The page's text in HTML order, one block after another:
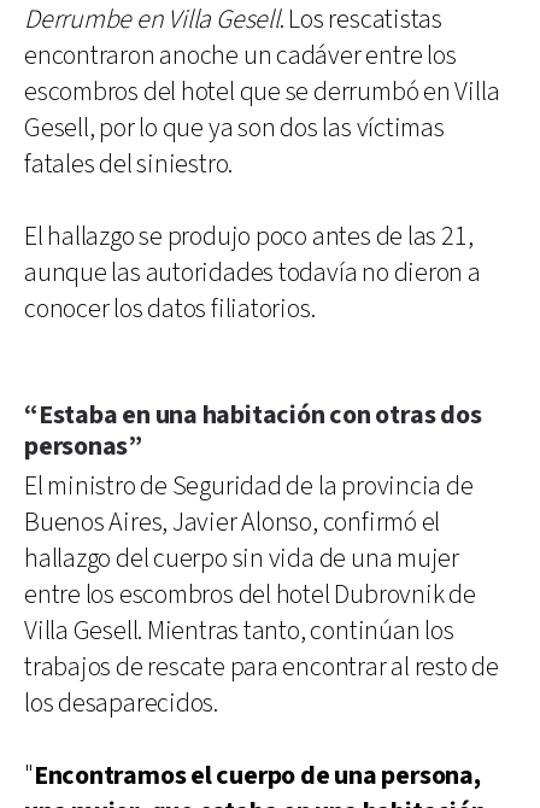
Derrumbe en Villa Gesell. Los rescatistas
encontraron anoche un cadáver entre los
escombros del hotel que se derrumbó en Villa
Gesell, por lo que ya son dos las víctimas
fatales del siniestro.
El hallazgo se produjo poco antes de las 21,
aunque las autoridades todavía no dieron a
conocer los datos filiatorios.
“Estaba en una habitación con otras dos
personas”
El ministro de Seguridad de la provincia de
Buenos Aires, Javier Alonso, confirmó el
hallazgo del cuerpo sin vida de una mujer
entre los escombros del hotel Dubrovnik de
Villa Gesell. Mientras tanto, continúan los
trabajos de rescate para encontrar al resto de
los desaparecidos.
"Encontramos el cuerpo de una persona,